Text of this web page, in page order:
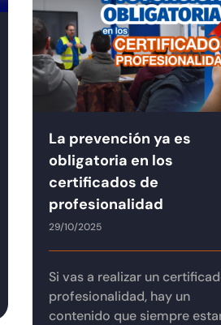
La prevención ya es
obligatoria en los
certificados de
profesionalidad
29/10/2025
Si vas a realizar un
profesionalidad, hay un
contenido que siempre